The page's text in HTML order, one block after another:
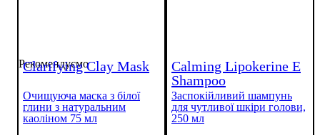
Рекомендуємо
Clarifying Clay Mask
Очищуюча маска з білої
глини з натуральним
каоліном 75 мл
Calming Lipokerine E
Shampoo
Заспокійливий шампунь
для чутливої шкіри голови,
250 мл